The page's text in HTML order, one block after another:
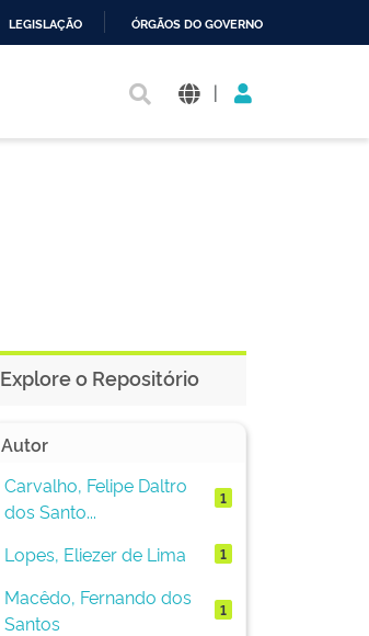
LEGISLAÇÃO ÓRGÃOS DO GOVERNO
|
Explore o Repositório
Autor
Carvalho, Felipe Daltro
dos Santo...
1
Lopes, Eliezer de Lima 1
Macêdo, Fernando dos
Santos
1